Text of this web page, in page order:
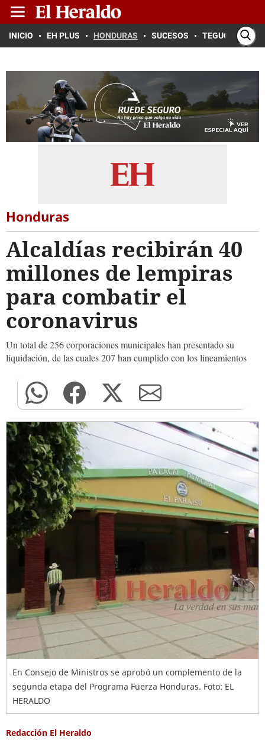
INICIO EH PLUS HONDURAS SUCESOS TEGUCIGALPA
Honduras
Alcaldías recibirán 40
millones de lempiras
para combatir el
coronavirus
Un total de 256 corporaciones municipales han presentado su
liquidación, de las cuales 207 han cumplido con los lineamientos
En Consejo de Ministros se aprobó un complemento de la
segunda etapa del Programa Fuerza Honduras. Foto: EL
HERALDO
Redacción El Heraldo